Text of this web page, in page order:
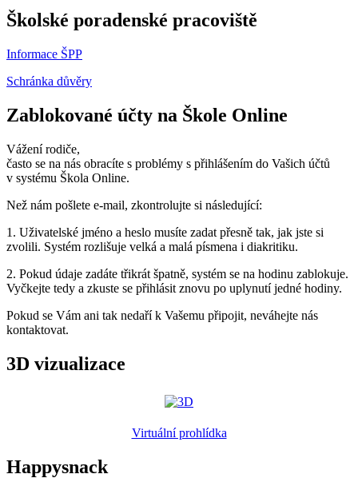
Školské poradenské pracoviště
Informace ŠPP
Schránka důvěry
Zablokované účty na Škole Online
Vážení rodiče,
často se na nás obracíte s problémy s přihlášením do Vašich účtů
v systému Škola Online.
Než nám pošlete e-mail, zkontrolujte si následující:
1. Uživatelské jméno a heslo musíte zadat přesně tak, jak jste si
zvolili. Systém rozlišuje velká a malá písmena i diakritiku.
2. Pokud údaje zadáte třikrát špatně, systém se na hodinu zablokuje.
Vyčkejte tedy a zkuste se přihlásit znovu po uplynutí jedné hodiny.
Pokud se Vám ani tak nedaří k Vašemu připojit, neváhejte nás
kontaktovat.
3D vizualizace
Virtuální prohlídka
Happysnack